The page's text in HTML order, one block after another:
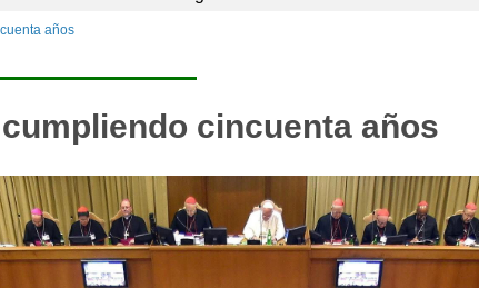
años
cincuenta años